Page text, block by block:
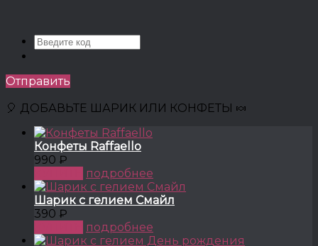
Отправить
🎈 ДОБАВЬТЕ ШАРИК ИЛИ КОНФЕТЫ 🍬
Конфеты Raffaello
990 ₽
подробнее
Шарик с гелием Смайл
390 ₽
подробнее